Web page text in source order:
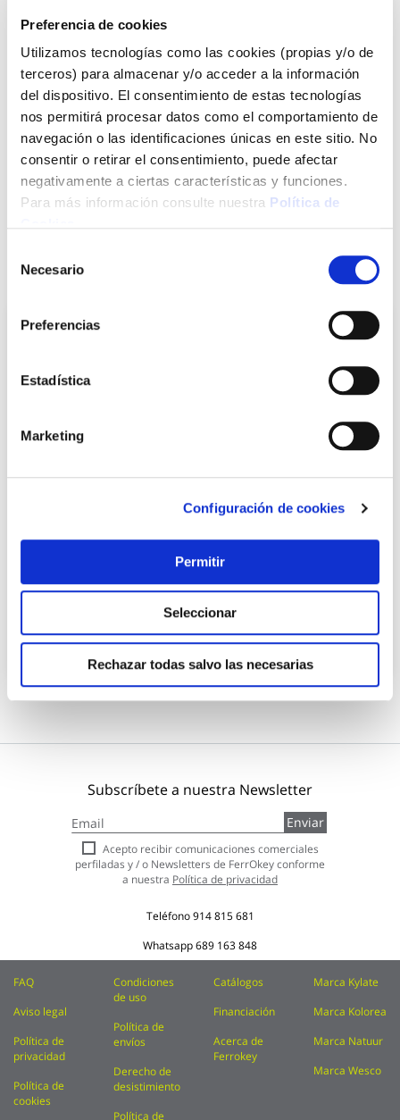
Preferencia de cookies
Utilizamos tecnologías como las cookies (propias y/o de
terceros) para almacenar y/o acceder a la información
del dispositivo. El consentimiento de estas tecnologías
nos permitirá procesar datos como el comportamiento de
navegación o las identificaciones únicas en este sitio. No
consentir o retirar el consentimiento, puede afectar
negativamente a ciertas características y funciones.
Para más información consulte nuestra Política de
Necesario
Preferencias
Estadística
Marketing
Configuración de cookies
Permitir
Seleccionar
Rechazar todas salvo las necesarias
Click&Collect - Recogida gratis
en nuestras tiendas
Envío a domicilio:
También te puede interesar
TOP VENTAS
Pie parasol resina rellenable c/ruedas ø 33-50 mm
antracita import
36,51 €
Añadir al carrito
Subscríbete a nuestra Newsletter
a
nuestro
boletín
de
Enviar
Acepto recibir comunicaciones comerciales
perfiladas y / o Newsletters de FerrOkey conforme
a nuestra Política de privacidad
Teléfono914 815 681
Whatsapp689 163 848
FAQ
Aviso legal
Política de
privacidad
Política de
cookies
Condiciones
de uso
Política de
envíos
Derecho de
desistimiento
Política de
Catálogos
Financiación
Acerca de
Ferrokey
Marca Kylate
Marca Kolorea
Marca Natuur
Marca Wesco